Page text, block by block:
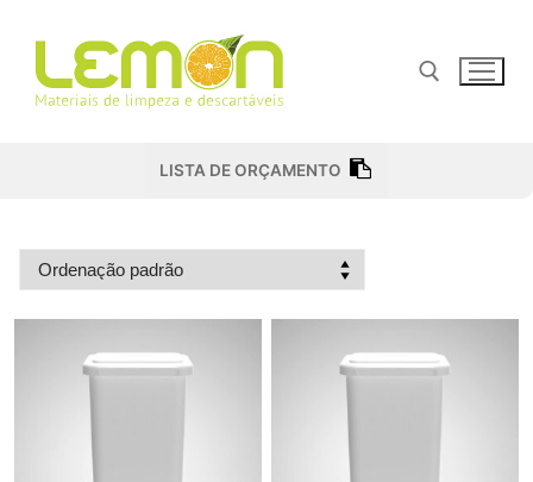
para
conteúdo
Pesquisar por:
LISTA DE ORÇAMENTO